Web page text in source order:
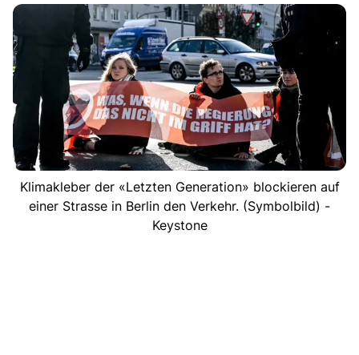
Klimakleber der «Letzten Generation» blockieren auf
einer Strasse in Berlin den Verkehr. (Symbolbild) -
Keystone